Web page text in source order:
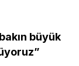
büyük